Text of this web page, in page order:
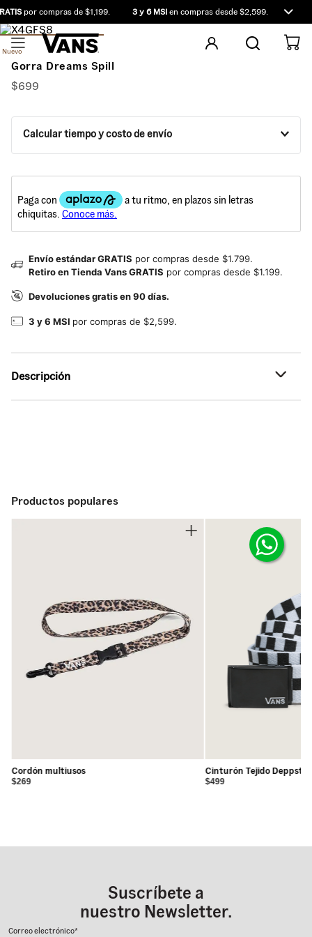
por compras de $1,199. 3 y 6 MSIen compras desde $2,599.
Nuevo
Gorra Dreams Spill
$699
Calcular tiempo y costo de envío
Envío estándar GRATIS por compras desde $1.799.
Retiro en Tienda Vans GRATIS por compras desde $1.199.
Devoluciones gratis en 90 días.
3 y 6 MSI por compras de $2,599.
Descripción
Productos populares
Cordón multiusos
$269
Cinturón Tejido Deppster
$499
Suscríbete a
nuestro Newsletter.
Correo electrónico*